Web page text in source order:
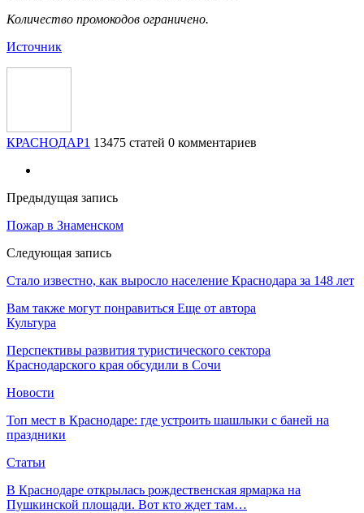
Количество промокодов ограничено.
Источник
КРАСНОДАР1 13475 статей 0 комментариев
Предыдущая запись
Пожар в Знаменском
Следующая запись
Стало известно, как выросло население Краснодара за 148 лет
Вам также могут понравиться Еще от автора
Культура
Перспективы развития туристического сектора
Краснодарского края обсудили в Сочи
Новости
Топ мест в Краснодаре: где устроить шашлыки с баней на
праздники
Статьи
В Краснодаре открылась рождественская ярмарка на
Пушкинской площади. Вот кто ждет там…